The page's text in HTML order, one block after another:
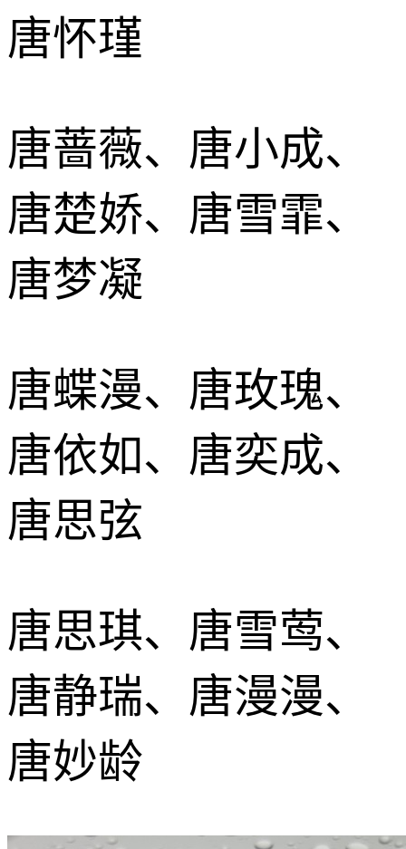
唐怀瑾
唐蔷薇、唐小成、
唐楚娇、唐雪霏、
唐梦凝
唐蝶漫、唐玫瑰、
唐依如、唐奕成、
唐思弦
唐思琪、唐雪莺、
唐静瑞、唐漫漫、
唐妙龄